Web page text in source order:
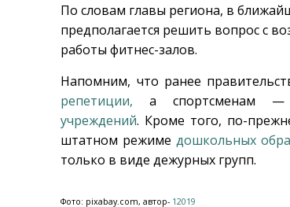
По словам главы региона, в
предполагается решить вопрос с
работы фитнес-залов.
Напомним, что ранее
репетиции, а спортсменам —
учреждений. Кроме того, по-
штатном режимедошкольных
только в виде дежурных групп.
Фото: pixabay.com, автор- 12019